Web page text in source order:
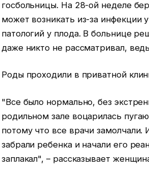
госбольницы. На 28-ой неделе
может возникать из-за инфекции
патологий у плода. В больнице
даже никто не рассматривал,
Роды проходили в приватной
"Все было нормально, без
родильном зале воцарилась
потому что все врачи замолчали.
забрали ребенка и начали его
заплакал", – рассказывает